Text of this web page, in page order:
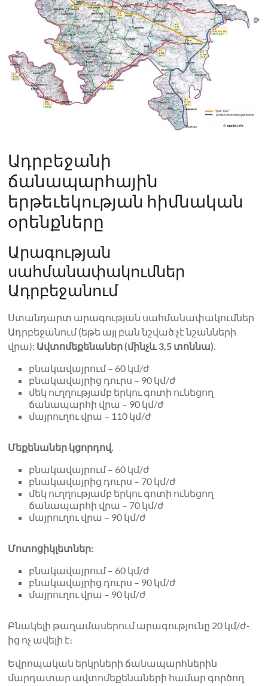
Ադրբեջանի
ճանապարհային
երթեւեկության հիմնական
օրենքները
Արագության
սահմանափակումներ
Ադրբեջանում
Ստանդարտ արագության սահմանափակումներ
Ադրբեջանում (եթե այլ բան նշված չէ նշանների
վրա): Ավտոմեքենաներ (մինչև 3,5 տոննա).
բնակավայրում – 60 կմ/ժ
բնակավայրից դուրս – 90 կմ/ժ
մեկ ուղղությամբ երկու գոտի ունեցող
ճանապարհի վրա – 90 կմ/ժ
մայրուղու վրա – 110 կմ/ժ
Մեքենաներ կցորդով.
բնակավայրում – 60 կմ/ժ
բնակավայրից դուրս – 70 կմ/ժ
մեկ ուղղությամբ երկու գոտի ունեցող
ճանապարհի վրա – 70 կմ/ժ
մայրուղու վրա – 90 կմ/ժ
Մոտոցիկլետներ:
բնակավայրում – 60 կմ/ժ
բնակավայրից դուրս – 90 կմ/ժ
մայրուղու վրա – 90 կմ/ժ
Բնակելի թաղամասերում արագությունը 20 կմ/ժ-
ից ոչ ավելի է։
Եվրոպական երկրների ճանապարհներին
մարդատար ավտոմեքենաների համար գործող